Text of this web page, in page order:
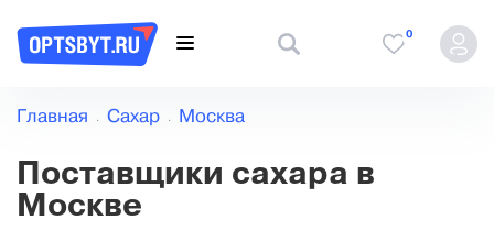
0
Главная Сахар Москва
Поставщики сахара в
Москве